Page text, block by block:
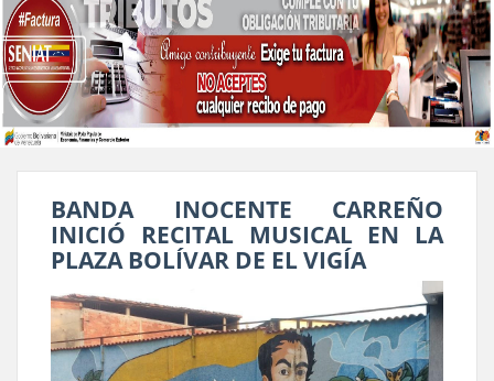
BANDA INOCENTE CARREÑO
INICIÓ RECITAL MUSICAL EN LA
PLAZA BOLÍVAR DE EL VIGÍA